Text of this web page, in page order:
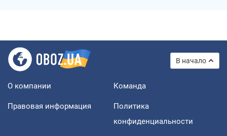
В начало
О компании Команда
Правовая информация
Политика
конфиденциальности